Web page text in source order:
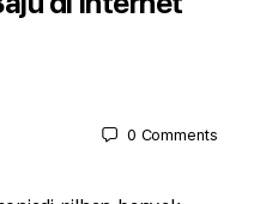
0 Comments